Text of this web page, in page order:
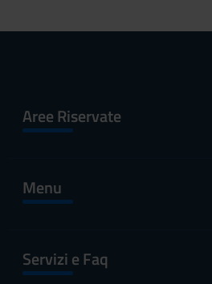
Aree Riservate
Menu
Servizi e Faq